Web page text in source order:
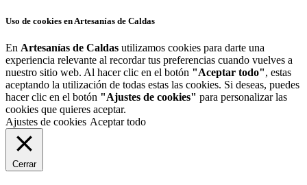
Uso de cookies en Artesanías de Caldas
En Artesanías de Caldas utilizamos cookies para darte una
experiencia relevante al recordar tus preferencias cuando vuelves a
nuestro sitio web. Al hacer clic en el botón "Aceptar todo", estas
aceptando la utilización de todas estas las cookies. Si deseas, puedes
hacer clic en el botón "Ajustes de cookies" para personalizar las
cookies que quieres aceptar.
Ajustes de cookies Aceptar todo
Cerrar